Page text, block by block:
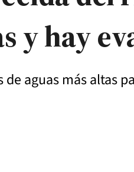
y hay
de aguas más altas